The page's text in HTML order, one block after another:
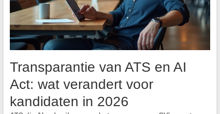
Transparantie van ATS en AI
Act: wat verandert voor
kandidaten in 2026